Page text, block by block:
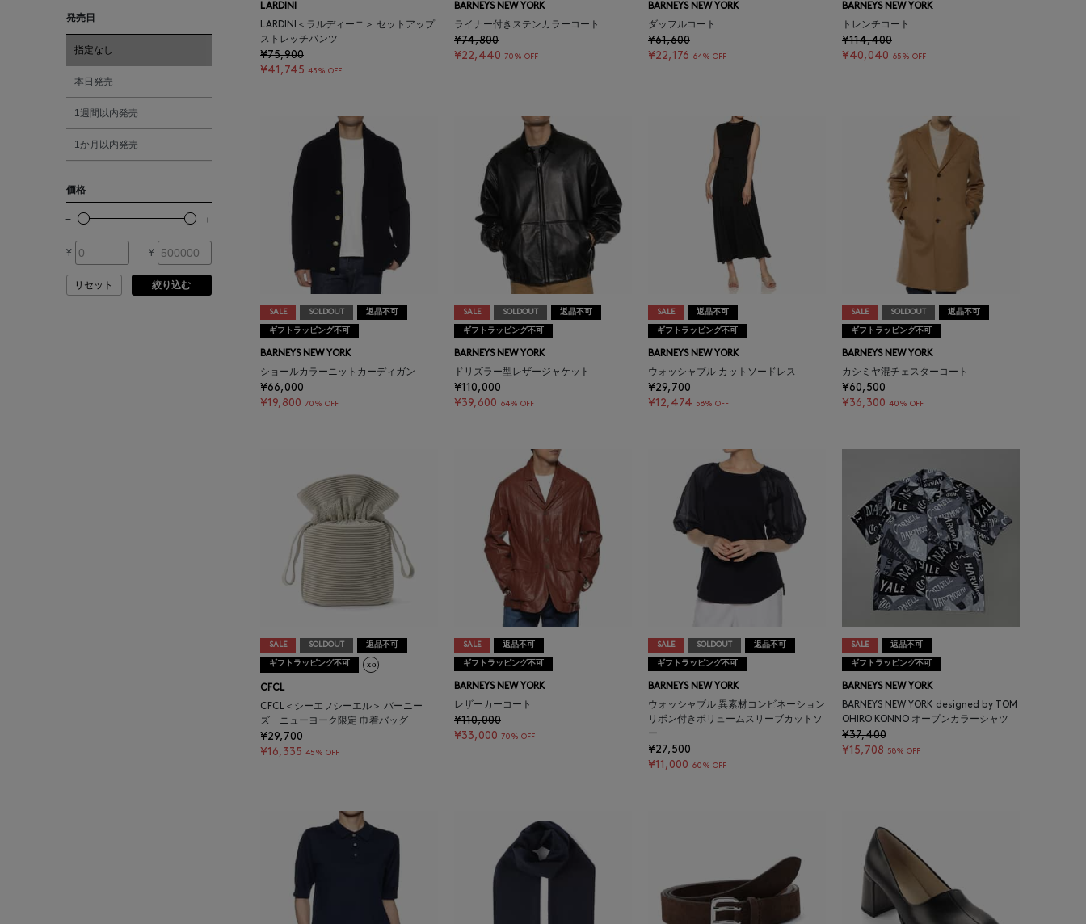
ATELIER AMBOISE
FIRENZE
AURALEE
レッド
オレンジ
シルバー
発売日
指定なし
本日発売
1週間以内発売
1か月以内発売
価格
¥ ¥
リセット 絞り込む
LARDINI
LARDINI＜ラルディーニ＞ セットアップ
ストレッチパンツ
¥75,900
¥41,745 45% OFF
BARNEYS NEW YORK
ライナー付きステンカラーコート
¥74,800
¥22,440 70% OFF
BARNEYS NEW YORK
ダッフルコート
¥61,600
¥22,176 64% OFF
BARNEYS NEW YORK
トレンチコート
¥114,400
¥40,040 65% OFF
SALE SOLDOUT 返品不可
ギフトラッピング不可
BARNEYS NEW YORK
ショールカラーニットカーディガン
¥66,000
¥19,800 70% OFF
SALE SOLDOUT 返品不可
ギフトラッピング不可
BARNEYS NEW YORK
ドリズラー型レザージャケット
¥110,000
¥39,600 64% OFF
SALE 返品不可
ギフトラッピング不可
BARNEYS NEW YORK
ウォッシャブル カットソードレス
¥29,700
¥12,474 58% OFF
SALE SOLDOUT 返品不可
ギフトラッピング不可
BARNEYS NEW YORK
カシミヤ混チェスターコート
¥60,500
¥36,300 40% OFF
SALE SOLDOUT 返品不可
ギフトラッピング不可
CFCL
CFCL＜シーエフシーエル＞ バーニー
ズ ニューヨーク限定 巾着バッグ
¥29,700
¥16,335 45% OFF
SALE 返品不可
ギフトラッピング不可
BARNEYS NEW YORK
レザーカーコート
¥110,000
¥33,000 70% OFF
SALE SOLDOUT 返品不可
ギフトラッピング不可
BARNEYS NEW YORK
ウォッシャブル 異素材コンビネーション
リボン付きボリュームスリーブカットソ
ー
¥27,500
¥11,000 60% OFF
SALE 返品不可
ギフトラッピング不可
BARNEYS NEW YORK
BARNEYS NEW YORK designed by TOM
OHIRO KONNO オープンカラーシャツ
¥37,400
¥15,708 58% OFF